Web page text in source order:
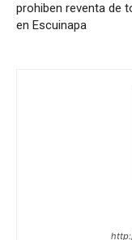
prohiben reventa de
en Escuinapa